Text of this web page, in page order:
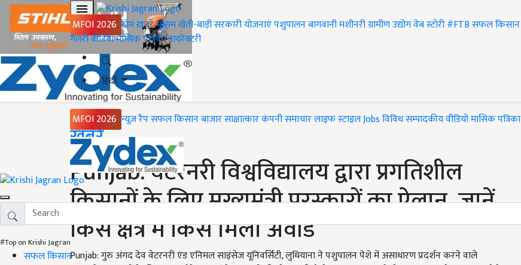
MFOI 2026 होमख़बरेंमौसमखेती-बाड़ीसरकारी योजनाएंपशुपालनबागवानीमशीनरीग्रामीण उद्योगवेब स्टोरी#FTBसफल किसान
गैलरीवीडियोमासिक पत्रिकाडायरेक्टरी
हिंदी
MFOI 2026 न्यूज़ रैपसफल किसानबाजारसाक्षात्कारकंपनी समाचारलाइफ स्टाइलJobsविविधसम्पादकीयवीडियोमासिक पत्रिका
#Top on Krishi Jagran
सफल किसान
Home
ख़बरें
Punjab: वेटरनरी विश्वविद्यालय द्वारा प्रगतिशील
किसानों के लिए मुख्यमंत्री पुरस्कारों का ऐलान, जानें
किस क्षेत्र में किसे मिला अवॉर्ड
Punjab: गुरु अंगद देव वेटरनरी एंड एनिमल साइंसेज यूनिवर्सिटी, लुधियाना ने पशुपालन पेशे में असाधारण प्रदर्शन करने वाले